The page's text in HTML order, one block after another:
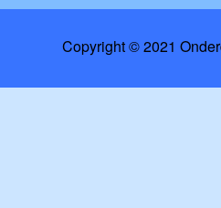
Copyright © 2021